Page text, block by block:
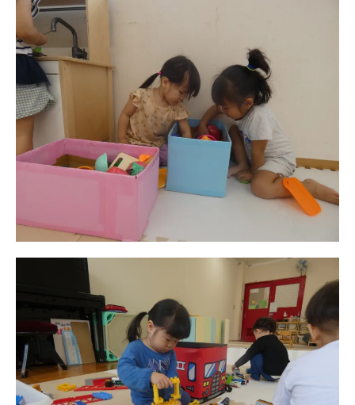
お知らせ
今日の幼稚園
園児募集要項
教職員募集